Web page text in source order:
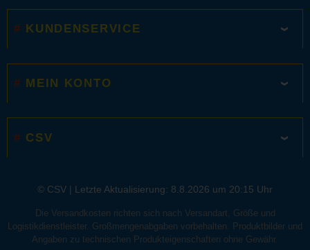
KUNDENSERVICE
MEIN KONTO
CSV
© CSV | Letzte Aktualisierung: 8.8.2026 um 20:15 Uhr
Die Versandkosten richten sich nach Versandart, Größe und
Logistikdienstleister. Großmengenabgaben vorbehalten. Produktbilder und
Angaben zu technischen Produkteigenschaften ohne Gewähr.